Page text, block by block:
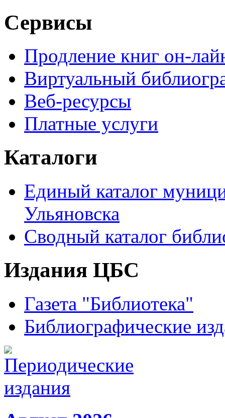
Сервисы
Продление книг он-
Виртуальный
Веб-ресурсы
Платные услуги
Каталоги
Единый каталог
Ульяновска
Сводный каталог
Издания ЦБС
Газета "Библиотека"
Библиографические